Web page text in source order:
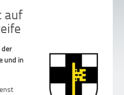
auf
der
und in